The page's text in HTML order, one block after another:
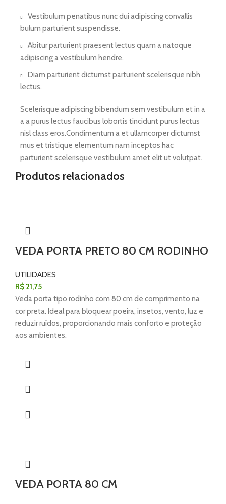
Vestibulum penatibus nunc dui adipiscing convallis
bulum parturient suspendisse.
Abitur parturient praesent lectus quam a natoque
adipiscing a vestibulum hendre.
Diam parturient dictumst parturient scelerisque nibh
lectus.
Scelerisque adipiscing bibendum sem vestibulum et in a
a a purus lectus faucibus lobortis tincidunt purus lectus
nisl class eros.Condimentum a et ullamcorper dictumst
mus et tristique elementum nam inceptos hac
parturient scelerisque vestibulum amet elit ut volutpat.
Produtos relacionados
VEDA PORTA PRETO 80 CM RODINHO
UTILIDADES
R$21,75
Veda porta tipo rodinho com 80 cm de comprimento na
cor preta. Ideal para bloquear poeira, insetos, vento, luz e
reduzir ruídos, proporcionando mais conforto e proteção
aos ambientes.
VEDA PORTA 80 CM